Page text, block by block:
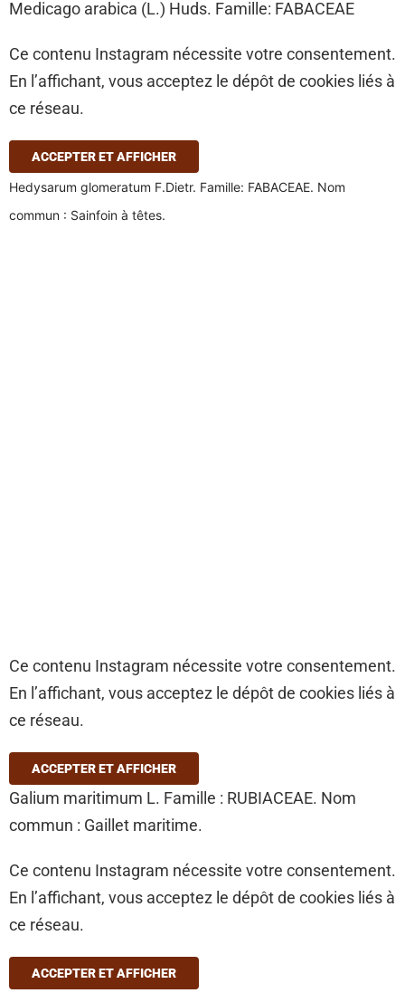
Medicago arabica (L.) Huds. Famille: FABACEAE
Ce contenu Instagram nécessite votre consentement.
En l’affichant, vous acceptez le dépôt de cookies liés à
ce réseau.
ACCEPTER ET AFFICHER
Hedysarum glomeratum F.Dietr. Famille: FABACEAE. Nom
commun : Sainfoin à têtes.
Ce contenu Instagram nécessite votre consentement.
En l’affichant, vous acceptez le dépôt de cookies liés à
ce réseau.
ACCEPTER ET AFFICHER
Galium maritimum L. Famille : RUBIACEAE. Nom
commun : Gaillet maritime.
Ce contenu Instagram nécessite votre consentement.
En l’affichant, vous acceptez le dépôt de cookies liés à
ce réseau.
ACCEPTER ET AFFICHER